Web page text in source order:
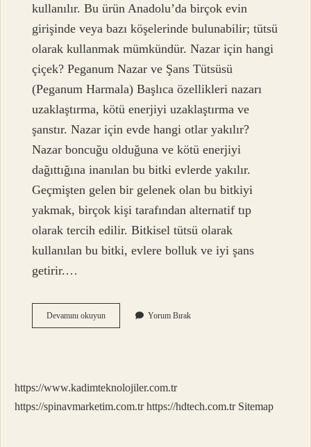
kullanılır. Bu ürün Anadolu’da birçok evin
girişinde veya bazı köşelerinde bulunabilir; tütsü
olarak kullanmak mümkündür. Nazar için hangi
çiçek? Peganum Nazar ve Şans Tütsüsü
(Peganum Harmala) Başlıca özellikleri nazarı
uzaklaştırma, kötü enerjiyi uzaklaştırma ve
şanstır. Nazar için evde hangi otlar yakılır?
Nazar boncuğu olduğuna ve kötü enerjiyi
dağıttığına inanılan bu bitki evlerde yakılır.
Geçmişten gelen bir gelenek olan bu bitkiyi
yakmak, birçok kişi tarafından alternatif tıp
olarak tercih edilir. Bitkisel tütsü olarak
kullanılan bu bitki, evlere bolluk ve iyi şans
getirir.…
Devamını okuyunHangi
Bitkiler
Yorum Bırak
https://www.kadimteknolojiler.com.tr
https://spinavmarketim.com.tr https://hdtech.com.tr Sitemap